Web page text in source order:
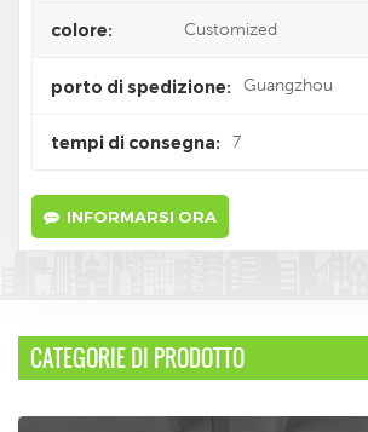
colore: Customized
porto di spedizione: Guangzhou
tempi di consegna: 7
INFORMARSI ORA
CATEGORIE DI PRODOTTO